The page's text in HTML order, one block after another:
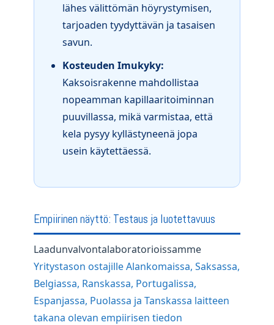
lähes välittömän höyrystymisen,
tarjoaden tyydyttävän ja tasaisen
savun.
Kosteuden Imukyky:
Kaksoisrakenne mahdollistaa
nopeamman kapillaaritoiminnan
puuvillassa, mikä varmistaa, että
kela pysyy kyllästyneenä jopa
usein käytettäessä.
Empiirinen näyttö: Testaus ja luotettavuus
Laadunvalvontalaboratorioissamme
Yritystason ostajille Alankomaissa, Saksassa,
Belgiassa, Ranskassa, Portugalissa,
Espanjassa, Puolassa ja Tanskassa laitteen
takana olevan empiirisen tiedon